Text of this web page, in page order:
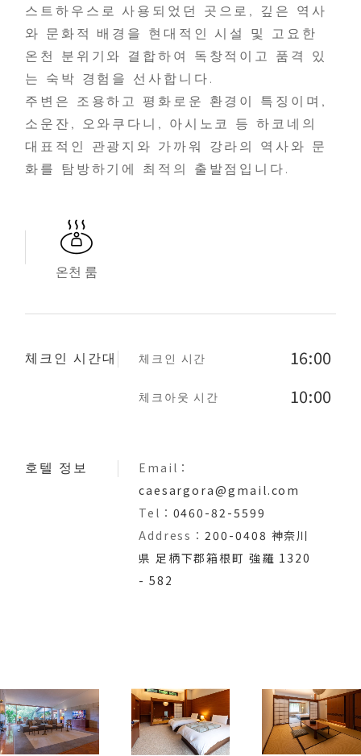
스트하우스로 사용되었던 곳으로, 깊은 역사
와 문화적 배경을 현대적인 시설 및 고요한
온천 분위기와 결합하여 독창적이고 품격 있
는 숙박 경험을 선사합니다.
주변은 조용하고 평화로운 환경이 특징이며,
소운잔, 오와쿠다니, 아시노코 등 하코네의
대표적인 관광지와 가까워 강라의 역사와 문
화를 탐방하기에 최적의 출발점입니다.
온천 룸
체크인 시간대 체크인 시간 16:00
체크아웃 시간 10:00
호텔 정보
Email：
caesargora@gmail.com
Tel： 0460-82-5599
Address：200-0408 神奈川
県 足柄下郡箱根町 強羅 1320
- 582